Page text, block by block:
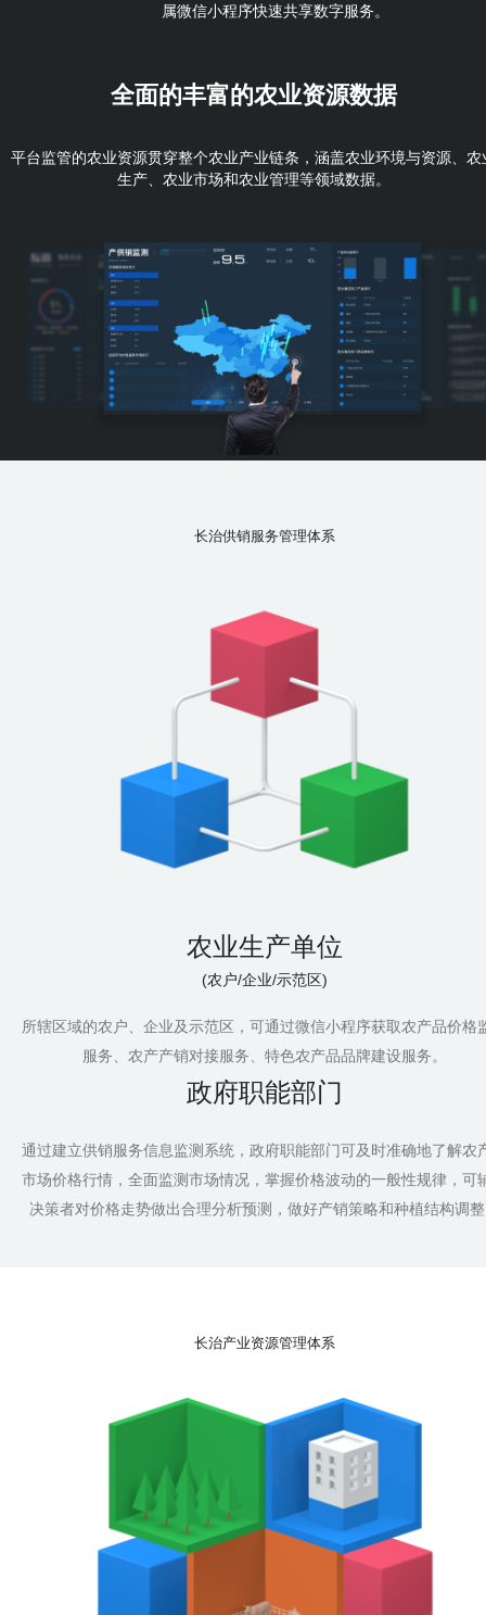
属微信小程序快速共享数字服务。
全面的丰富的农业资源数据
平台监管的农业资源贯穿整个农业产业链条，涵盖农业环境与资源、农
生产、农业市场和农业管理等领域数据。
长治供销服务管理体系
农业生产单位
(农户/企业/示范区)
所辖区域的农户、企业及示范区，可通过微信小程序获取农产品价格
服务、农产产销对接服务、特色农产品品牌建设服务。
政府职能部门
通过建立供销服务信息监测系统，政府职能部门可及时准确地了解农
市场价格行情，全面监测市场情况，掌握价格波动的一般性规律，可
决策者对价格走势做出合理分析预测，做好产销策略和种植结构调
长治产业资源管理体系